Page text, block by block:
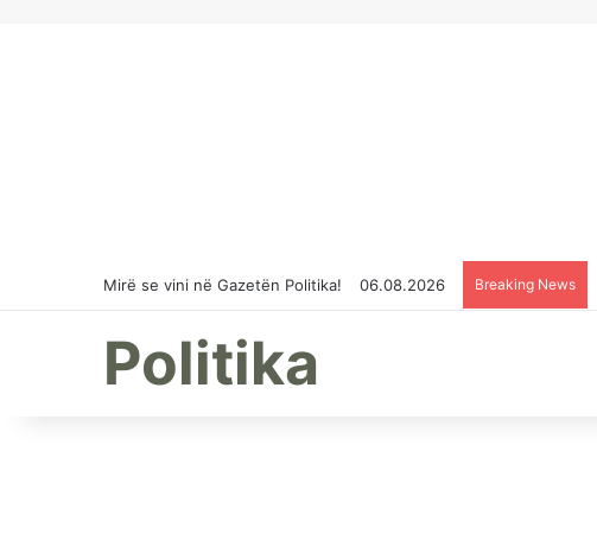
Mirë se vini në Gazetën Politika! 06.08.2026 Breaking News
Politika